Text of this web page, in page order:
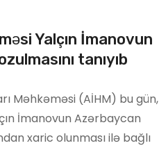
Yalçın İmanovun
tanıyıb
Məhkəməsi (AİHM) bu gün,
İmanovun Azərbaycan
xaric olunması ilə bağlı